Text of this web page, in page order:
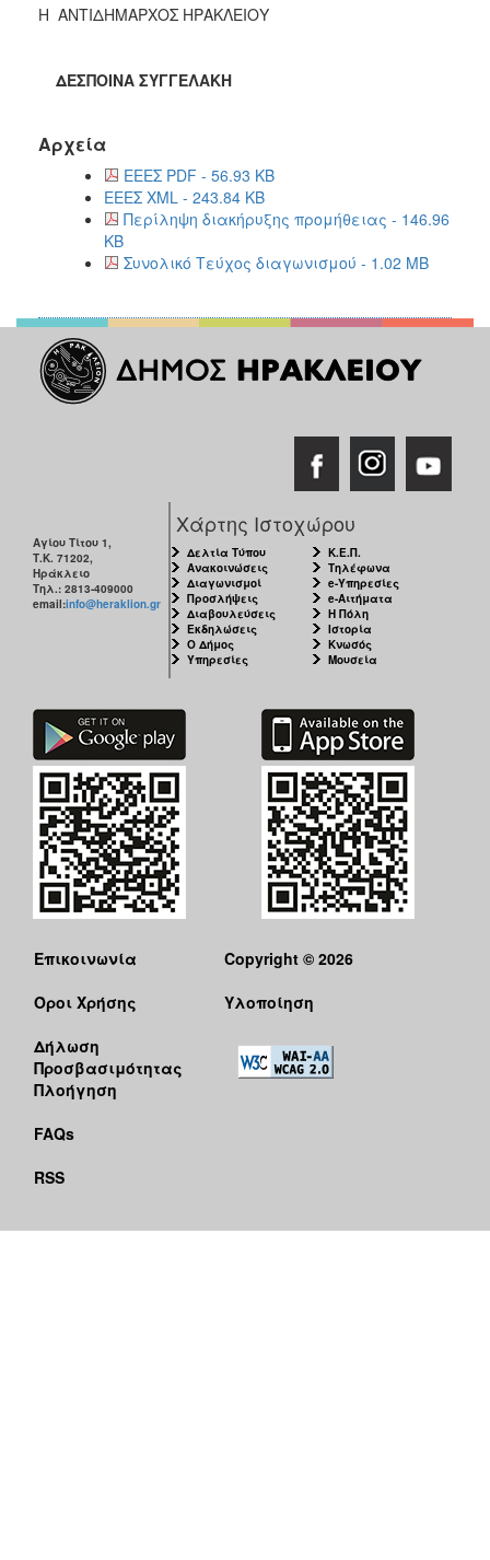
H ΑΝΤΙΔΗΜΑΡΧΟΣ ΗΡΑΚΛΕΙΟΥ
ΔΕΣΠΟΙΝΑ ΣΥΓΓΕΛΑΚΗ
Αρχεία
ΕΕΕΣ PDF - 56.93 KB
ΕΕΕΣ XML - 243.84 KB
Περίληψη διακήρυξης προμήθειας - 146.96
KB
Συνολικό Τεύχος διαγωνισμού - 1.02 MB
Αγίου Τίτου 1,
Τ.Κ. 71202,
Ηράκλειο
Τηλ.: 2813-409000
email:info@heraklion.gr
Χάρτης Ιστοχώρου
Δελτία Τύπου
Ανακοινώσεις
Διαγωνισμοί
Προσλήψεις
Διαβουλεύσεις
Εκδηλώσεις
Ο Δήμος
Υπηρεσίες
Κ.Ε.Π.
Τηλέφωνα
e-Υπηρεσίες
e-Αιτήματα
Η Πόλη
Ιστορία
Κνωσός
Μουσεία
Επικοινωνία
Όροι Χρήσης
Δήλωση
Προσβασιμότητας
Πλοήγηση
FAQs
RSS
Copyright © 2026
Υλοποίηση